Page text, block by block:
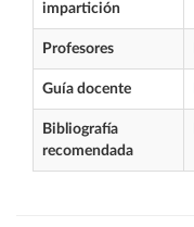
impartición
Profesores
Guía docente
Bibliografía
recomendada